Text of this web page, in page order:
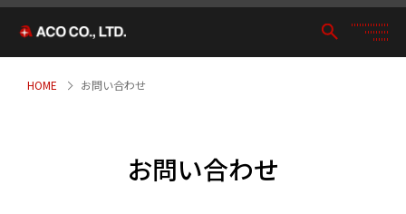
HOME お問い合わせ
お問い合わせ